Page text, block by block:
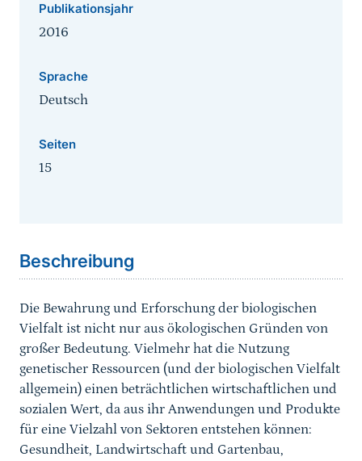
Publikationsjahr
2016
Sprache
Deutsch
Seiten
15
Beschreibung
Die Bewahrung und Erforschung der biologischen
Vielfalt ist nicht nur aus ökologischen Gründen von
großer Bedeutung. Vielmehr hat die Nutzung
genetischer Ressourcen (und der biologischen Vielfalt
allgemein) einen beträchtlichen wirtschaftlichen und
sozialen Wert, da aus ihr Anwendungen und Produkte
für eine Vielzahl von Sektoren entstehen können:
Gesundheit, Landwirtschaft und Gartenbau,